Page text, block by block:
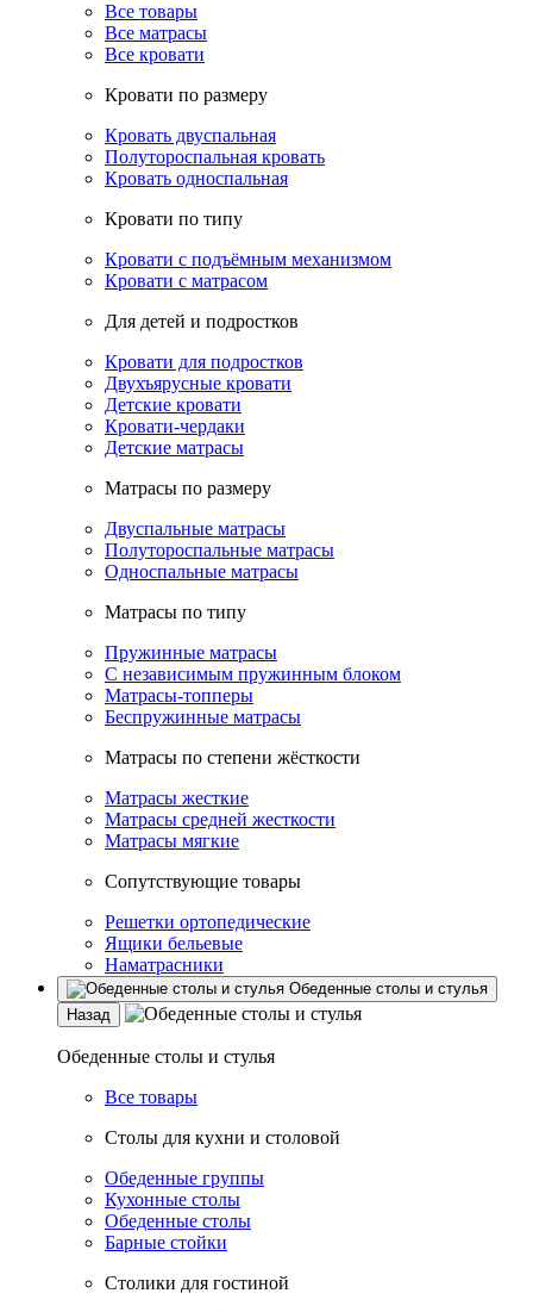
Все товары
Все матрасы
Все кровати
Кровати по размеру
Кровать двуспальная
Полутороспальная кровать
Кровать односпальная
Кровати по типу
Кровати с подъёмным механизмом
Кровати с матрасом
Для детей и подростков
Кровати для подростков
Двухъярусные кровати
Детские кровати
Кровати-чердаки
Детские матрасы
Матрасы по размеру
Двуспальные матрасы
Полутороспальные матрасы
Односпальные матрасы
Матрасы по типу
Пружинные матрасы
С независимым пружинным блоком
Матрасы-топперы
Беспружинные матрасы
Матрасы по степени жёсткости
Матрасы жесткие
Матрасы средней жесткости
Матрасы мягкие
Сопутствующие товары
Решетки ортопедические
Ящики бельевые
Наматрасники
Обеденные столы и стулья
Назад
Обеденные столы и стулья
Все товары
Столы для кухни и столовой
Обеденные группы
Кухонные столы
Обеденные столы
Барные стойки
Столики для гостиной